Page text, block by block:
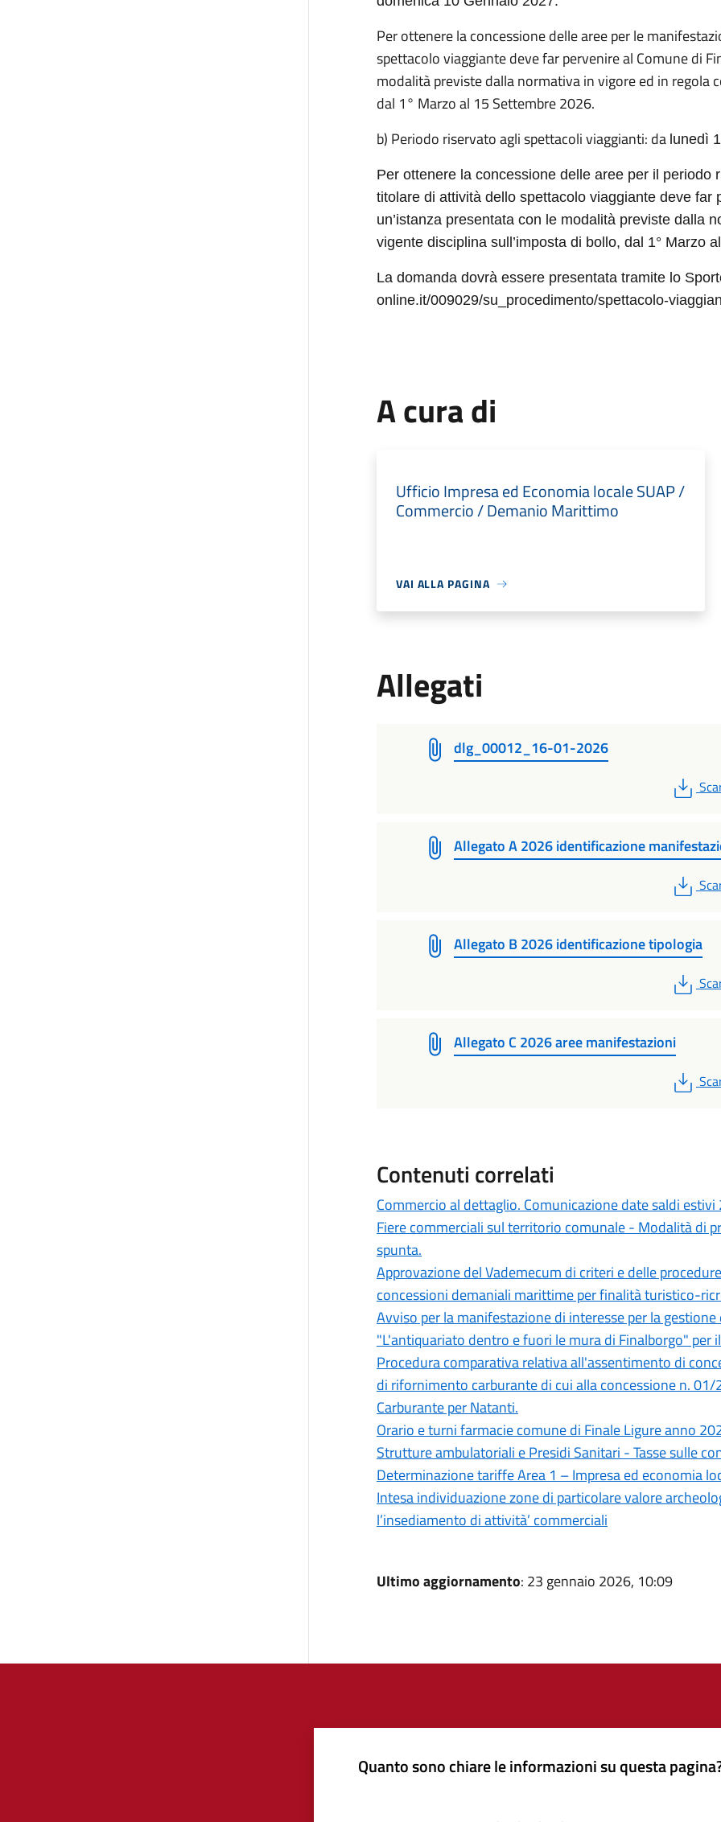
Per ottenere la concessione delle aree per le
spettacolo viaggiante deve far pervenire al Comune di
modalità previste dalla normativa in vigore ed in regola
dal 1° Marzo al 15 Settembre 2026.
b) Periodo riservato agli spettacoli viaggianti: da lunedì
Per ottenere la concessione delle aree per il periodo
titolare di attività dello spettacolo viaggiante deve far
un’istanza presentata con le modalità previste dalla
vigente disciplina sull’imposta di bollo, dal 1° Marzo
La domanda dovrà essere presentata tramite lo
online.it/009029/su_procedimento/spettacolo-
A cura di
Ufficio Impresa ed Economia locale SUAP /
Commercio / Demanio Marittimo
VAI ALLA PAGINA
Allegati
dlg_00012_16-01-2026
PDF
Allegato A 2026 identificazione
PDF
Allegato B 2026 identificazione tipologia
PDF
Allegato C 2026 aree manifestazioni
PDF
Contenuti correlati
Commercio al dettaglio. Comunicazione date saldi estivi
Fiere commerciali sul territorio comunale - Modalità di
spunta.
Approvazione del Vademecum di criteri e delle
concessioni demaniali marittime per finalità turistico-
Avviso per la manifestazione di interesse per la
"L'antiquariato dentro e fuori le mura di Finalborgo"
Procedura comparativa relativa all'assentimento di
di rifornimento carburante di cui alla concessione n.
Carburante per Natanti.
Orario e turni farmacie comune di Finale Ligure anno
Strutture ambulatoriali e Presidi Sanitari - Tasse sulle
Determinazione tariffe Area 1 – Impresa ed economia
Intesa individuazione zone di particolare valore
l’insediamento di attività’ commerciali
Ultimo aggiornamento: 23 gennaio 2026, 10:09
Quanto sono chiare le informazioni su questa